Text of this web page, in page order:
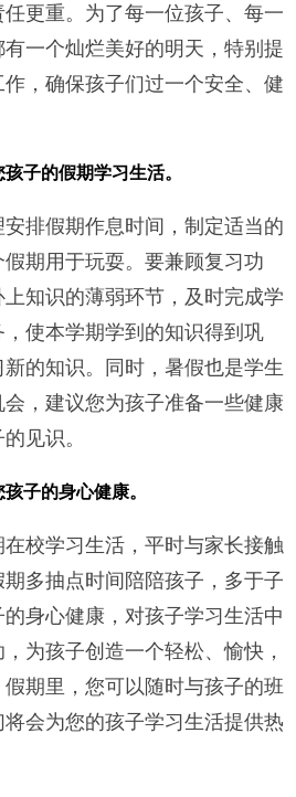
更重。为了每一位孩子、每一
一个灿烂美好的明天，特别提
，确保孩子们过一个安全、健
的假期学习生活。
假期作息时间，制定适当的
期用于玩耍。要兼顾复习功
知识的薄弱环节，及时完成学
使本学期学到的知识得到巩
的知识。同时，暑假也是学生
，建议您为孩子准备一些健康
见识。
子的身心健康。
学习生活，平时与家长接触
多抽点时间陪陪孩子，多于子
身心健康，对孩子学习生活中
为孩子创造一个轻松、愉快，
期里，您可以随时与孩子的班
会为您的孩子学习生活提供热